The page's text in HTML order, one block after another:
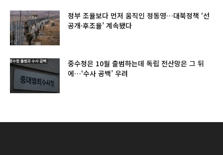
정부 조율보다 먼저 움직인 정동영…대북정책 ‘선
공개·후조율’ 계속됐다
중수청은 10월 출범하는데 독립 전산망은 그 뒤
에…‘수사 공백’ 우려